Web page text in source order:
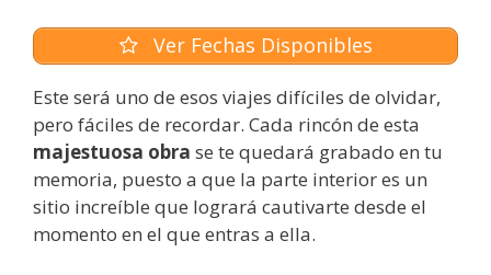
Ver Fechas Disponibles
Este será uno de esos viajes difíciles de olvidar,
pero fáciles de recordar. Cada rincón de esta
majestuosa obra se te quedará grabado en tu
memoria, puesto a que la parte interior es un
sitio increíble que logrará cautivarte desde el
momento en el que entras a ella.